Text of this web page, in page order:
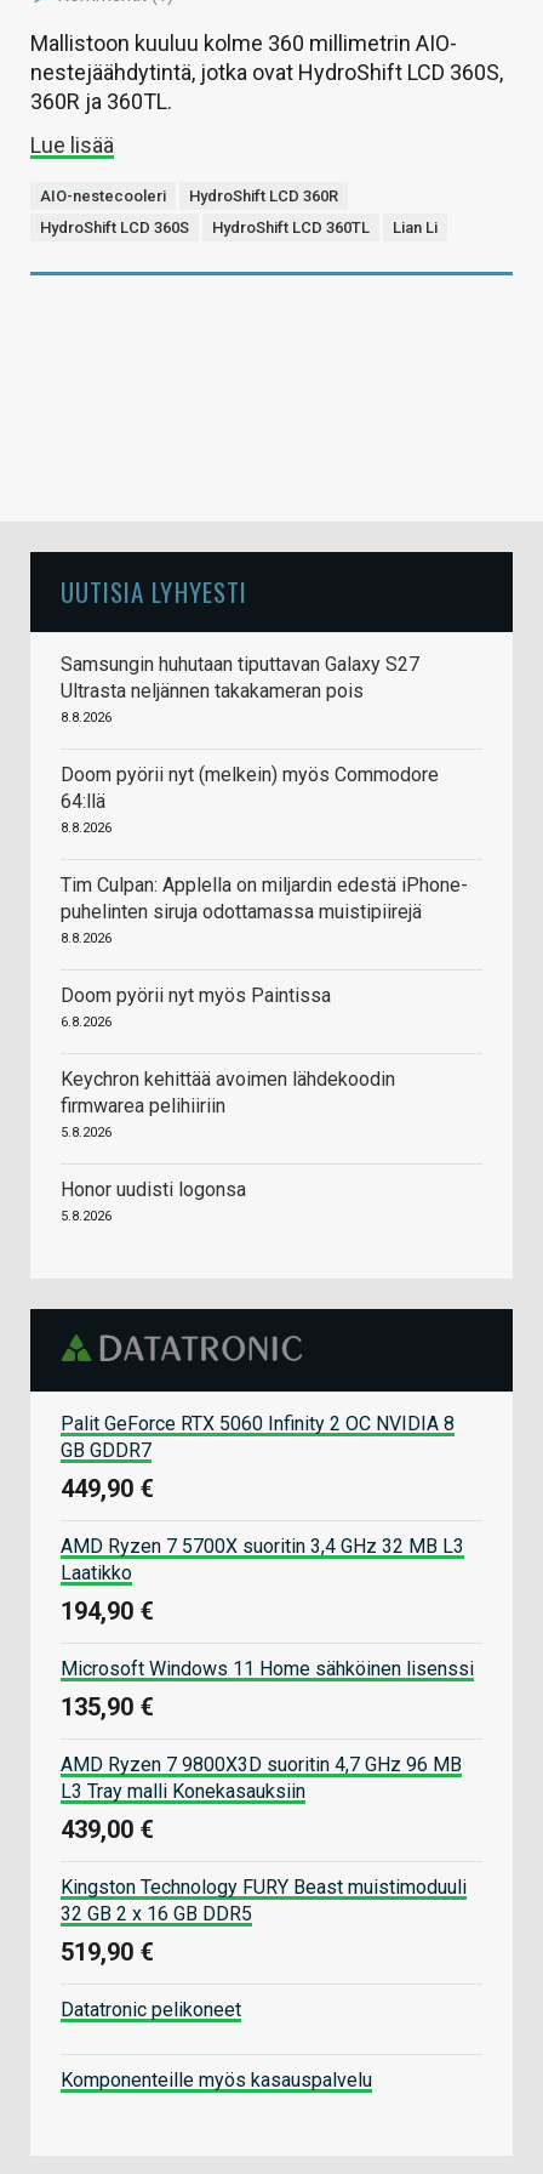
Mallistoon kuuluu kolme 360 millimetrin AIO-
nestejäähdytintä, jotka ovat HydroShift LCD 360S,
360R ja 360TL.
Lue lisää
AIO-nestecooleri
HydroShift LCD 360R
HydroShift LCD 360S
HydroShift LCD 360TL Lian Li
UUTISIA LYHYESTI
Samsungin huhutaan tiputtavan Galaxy S27
Ultrasta neljännen takakameran pois
8.8.2026
Doom pyörii nyt (melkein) myös Commodore
64:llä
8.8.2026
Tim Culpan: Applella on miljardin edestä iPhone-
puhelinten siruja odottamassa muistipiirejä
8.8.2026
Doom pyörii nyt myös Paintissa
6.8.2026
Keychron kehittää avoimen lähdekoodin
firmwarea pelihiiriin
5.8.2026
Honor uudisti logonsa
5.8.2026
Palit GeForce RTX 5060 Infinity 2 OC NVIDIA 8
GB GDDR7
449,90 €
AMD Ryzen 7 5700X suoritin 3,4 GHz 32 MB L3
Laatikko
194,90 €
Microsoft Windows 11 Home sähköinen lisenssi
135,90 €
AMD Ryzen 7 9800X3D suoritin 4,7 GHz 96 MB
L3 Tray malli Konekasauksiin
439,00 €
Kingston Technology FURY Beast muistimoduuli
32 GB 2 x 16 GB DDR5
519,90 €
Datatronic pelikoneet
Komponenteille myös kasauspalvelu